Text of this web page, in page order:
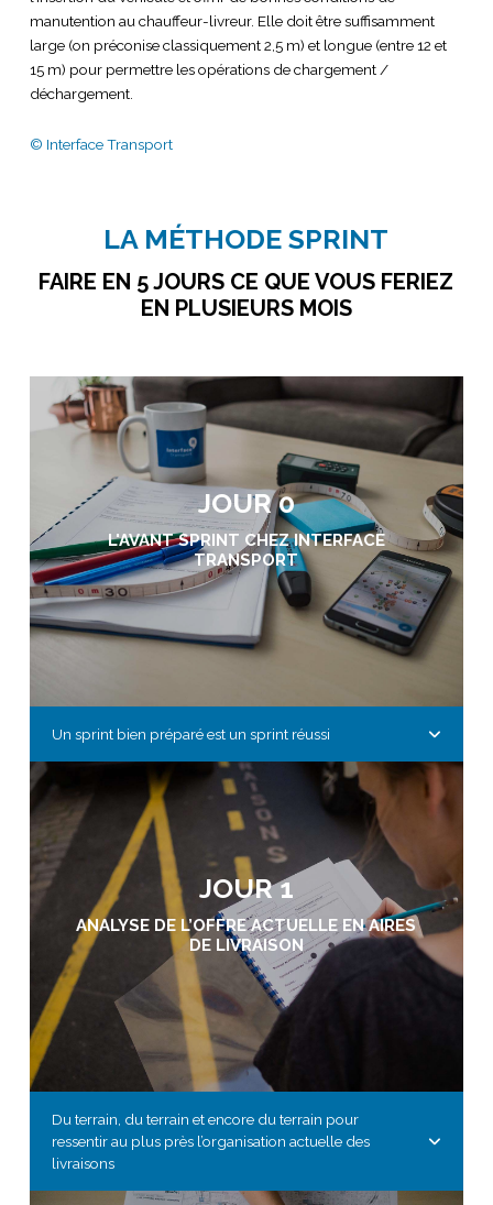
manutention au chauffeur-livreur. Elle doit être suffisamment
large (on préconise classiquement 2,5 m) et longue (entre 12 et
15 m) pour permettre les opérations de chargement /
déchargement.
© Interface Transport
LA MÉTHODE SPRINT
FAIRE EN 5 JOURS CE QUE VOUS FERIEZ
EN PLUSIEURS MOIS
JOUR 0
L'AVANT SPRINT CHEZ INTERFACE
TRANSPORT
Un sprint bien préparé est un sprint réussi
JOUR 1
ANALYSE DE L’OFFRE ACTUELLE EN AIRES
DE LIVRAISON
Du terrain, du terrain et encore du terrain pour
ressentir au plus près l’organisation actuelle des
livraisons